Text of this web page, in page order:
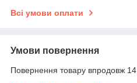
Всі умови оплати
Умови повернення
Повернення товару впродовж 14